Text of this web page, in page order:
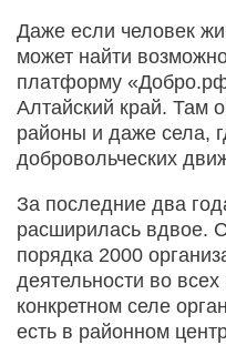
Даже если человек
может найти
платформу
Алтайский край. Там
районы и даже села,
добровольческих
За последние два
расширилась вдвое.
порядка 2000
деятельности во
конкретном селе
есть в районном